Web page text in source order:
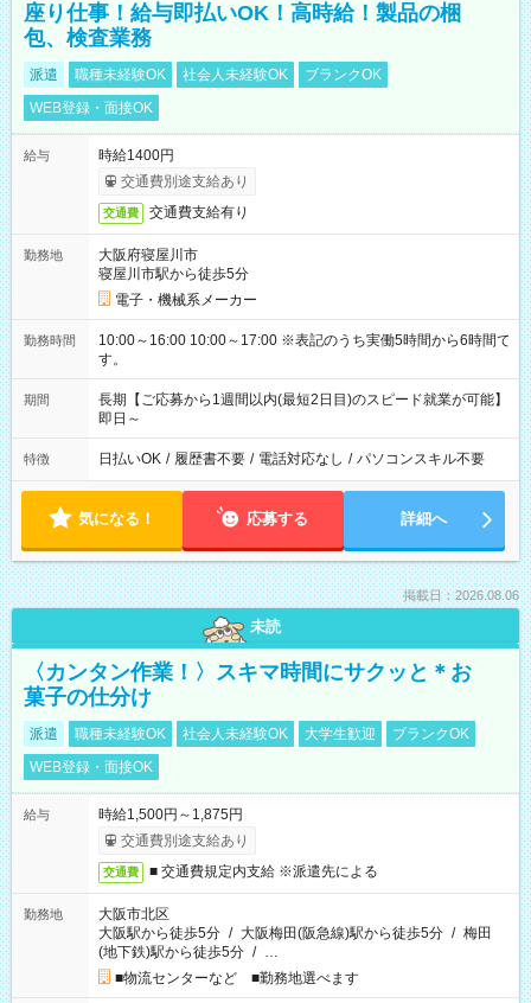
座り仕事！給与即払いOK！高時給！製品の梱
包、検査業務
派遣 職種未経験OK 社会人未経験OK
ブランクOK
WEB登録・面接OK
給与
時給1400円
交通費別途支給あり
交通費 交通費支給有り
勤務地
大阪府寝屋川市
寝屋川市駅から徒歩5分
電子・機械系メーカー
勤務時間
10:00～16:00 10:00～17:00 ※表記のうち実働5時間から6時間で
す。
期間
長期【ご応募から1週間以内(最短2日目)のスピード就業が可能】
即日～
特徴 日払いOK / 履歴書不要 / 電話対応なし / パソコンスキル不要
気になる！ 応募する 詳細へ
掲載日：2026.08.06
未読
〈カンタン作業！〉スキマ時間にサクッと＊お
菓子の仕分け
派遣 職種未経験OK 社会人未経験OK 大学生歓迎
ブランクOK
WEB登録・面接OK
給与
時給1,500円～1,875円
交通費別途支給あり
交通費 ■ 交通費規定内支給 ※派遣先による
勤務地
大阪市北区
大阪駅から徒歩5分 / 大阪梅田(阪急線)駅から徒歩5分 / 梅田
(地下鉄)駅から徒歩5分 / …
■物流センターなど ■勤務地選べます